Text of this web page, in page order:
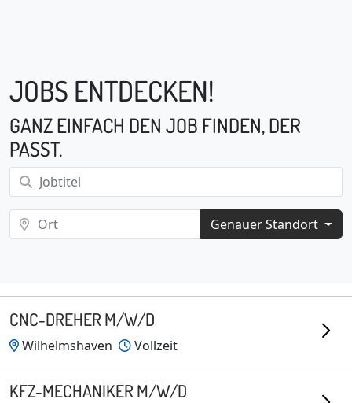
JOBS ENTDECKEN!
GANZ EINFACH DEN JOB FINDEN, DER
PASST.
Genauer Standort
CNC-DREHER M/W/D
Wilhelmshaven Vollzeit
KFZ-MECHANIKER M/W/D